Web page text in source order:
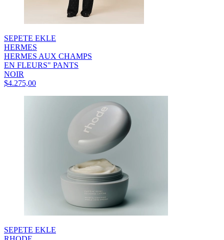
SEPETE EKLE
HERMES
HERMES AUX CHAMPS
EN FLEURS" PANTS
NOIR
$4.275,00
SEPETE EKLE